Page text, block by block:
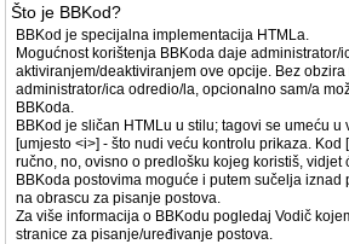
Što je BBKod?
BBKod je specijalna implementacija HTMLa.
Mogućnost korištenja BBKoda daje administrator/
aktiviranjem/deaktiviranjem ove opcije. Bez obzira
administrator/ica odredio/la, opcionalno sam/a
BBKoda.
BBKod je sličan HTMLu u stilu; tagovi se umeću u
[umjesto <i>] - što nudi veću kontrolu prikaza. Kod
ručno, no, ovisno o predlošku kojeg koristiš, vidjet
BBKoda postovima moguće i putem sučelja iznad
na obrascu za pisanje postova.
Za više informacija o BBKodu pogledaj Vodič
stranice za pisanje/uređivanje postova.